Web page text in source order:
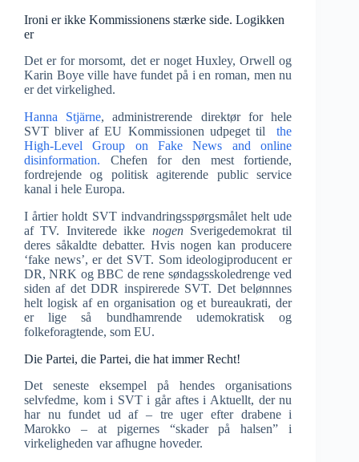
Ironi er ikke Kommissionens stærke side. Logikken
er
Det er for morsomt, det er noget Huxley, Orwell og
Karin Boye ville have fundet på i en roman, men nu
er det virkelighed.
Hanna Stjärne, administrerende direktør for hele
SVT bliver af EU Kommissionen udpeget til
the
High-Level Group on Fake News and online
disinformation. Chefen for den mest fortiende,
fordrejende og politisk agiterende public service
kanal i hele Europa.
I årtier holdt SVT indvandringsspørgsmålet helt ude
af TV. Inviterede ikke nogenSverigedemokrat til
deres såkaldte debatter. Hvis nogen kan producere
‘fake news’, er det SVT. Som ideologiproducent er
DR, NRK og BBC de rene søndagsskoledrenge ved
siden af det DDR inspirerede SVT. Det belønnnes
helt logisk af en organisation og et bureaukrati, der
er lige så bundhamrende udemokratisk og
folkeforagtende, som EU.
Die Partei, die Partei, die hat immer Recht!
Det seneste eksempel på hendes organisations
selvfedme, kom i SVT i går aftes i Aktuellt, der nu
har nu fundet ud af – tre uger efter drabene i
Marokko – at pigernes “skader på halsen” i
virkeligheden var afhugne hoveder.